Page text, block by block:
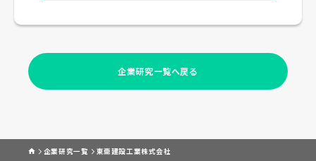
企業研究一覧へ戻る
企業研究一覧 東亜建設工業株式会社